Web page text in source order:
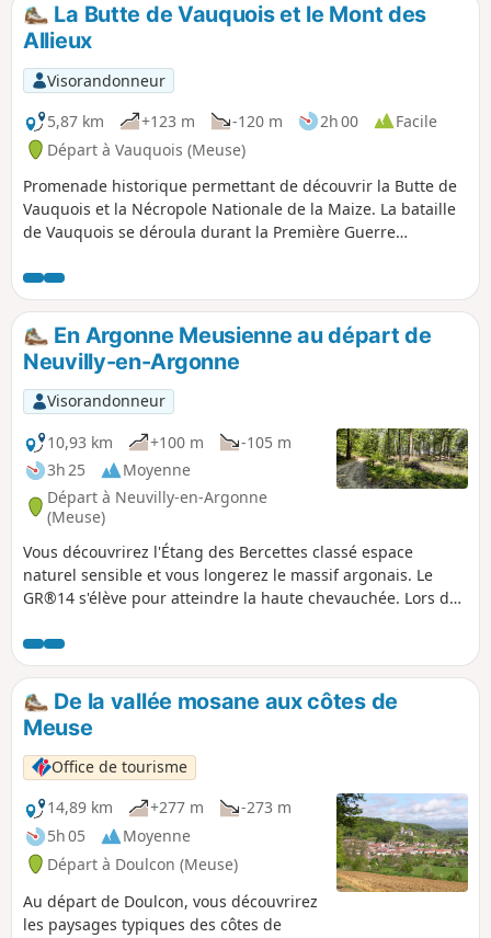
La Butte de Vauquois et le Mont des
Allieux
Visorandonneur
5,87 km
+123 m -120 m 2h 00
Facile
Départ à Vauquois (Meuse)
Promenade historique permettant de découvrir la Butte de
Vauquois et la Nécropole Nationale de la Maize. La bataille
de Vauquois se déroula durant la Première Guerre
nom, ce qui en faisait un lieu stratégique. Vauquois est un
haut-lieu de la guerre des mines, cette technique
consistant à creuser de profondes galeries et à y enfouir
des tonnes d'explosifs afin de causer d'importants dégâts
en surface avant de lancer un assaut.
En Argonne Meusienne au départ de
Neuvilly-en-Argonne
Visorandonneur
10,93 km
+100 m
-105 m
3h 25
Moyenne
Départ à Neuvilly-en-Argonne
(Meuse)
Vous découvrirez l'Étang des Bercettes classé espace
naturel sensible et vous longerez le massif argonais. Le
GR®14 s'élève pour atteindre la haute chevauchée. Lors de
de découverte où vous trouverez des arbres de toute sortes,
noyer noir, sapin blanc, etc.
De la vallée mosane aux côtes de
Meuse
Office de tourisme
14,89 km
+277 m
-273 m
5h 05
Moyenne
Départ à Doulcon (Meuse)
Au départ de Doulcon, vous découvrirez
les paysages typiques des côtes de